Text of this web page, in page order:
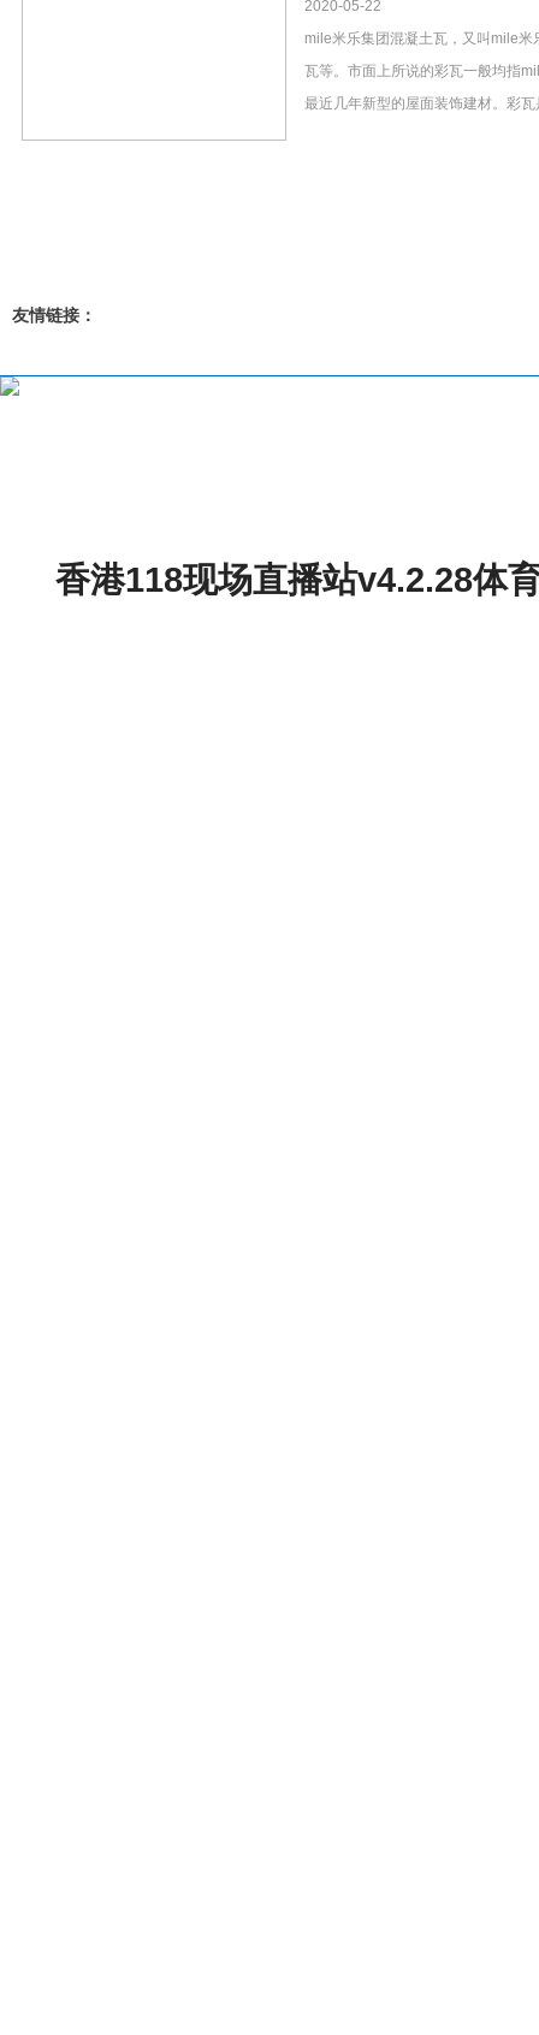
2020-05-22
mile米乐集团混凝土瓦，又叫mile米
瓦等。市面上所说的彩瓦一般均指
最近几年新型的屋面装饰建材。彩
友情链接：
香港118现场直播站v4.2.28体